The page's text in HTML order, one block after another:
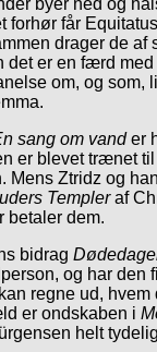
forhør får
drager de af
det er en færd med
om, og som,
sang om vander
er blevet trænet
Mens Ztridz og
Templeraf
betaler dem.
bidrag
og har den
regne ud, hvem
er ondskaben i
helt